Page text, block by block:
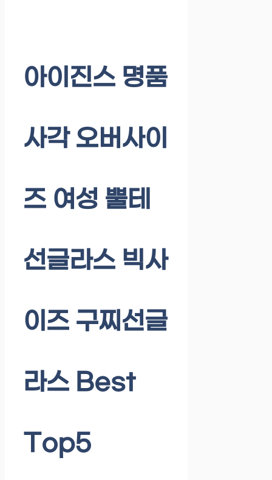
아이진스 명품
사각 오버사이
즈 여성 뿔테
선글라스 빅사
이즈 구찌선글
라스 Best
Top5